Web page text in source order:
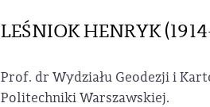
LEŚNIOK HENRYK
Prof. dr Wydziału Geodezji i
Politechniki Warszawskiej.